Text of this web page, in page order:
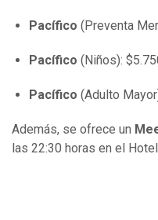
Pacífico (Preventa
Pacífico (Niños):
Pacífico (Adulto
Además, se ofrece un
las 22:30 horas en el